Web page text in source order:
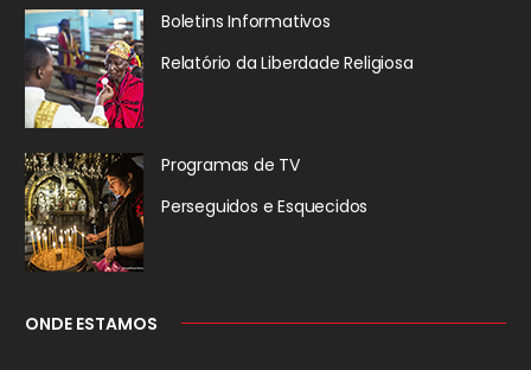
Boletins Informativos
Relatório da Liberdade Religiosa
Programas de TV
Perseguidos e Esquecidos
ONDE ESTAMOS